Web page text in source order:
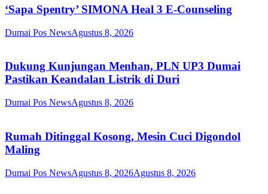
‘Sapa Spentry’ SIMONA Heal 3 E-Counseling
Dumai Pos NewsAgustus 8, 2026
Dukung Kunjungan Menhan, PLN UP3 Dumai
Pastikan Keandalan Listrik di Duri
Dumai Pos NewsAgustus 8, 2026
Rumah Ditinggal Kosong, Mesin Cuci Digondol
Maling
Dumai Pos NewsAgustus 8, 2026Agustus 8, 2026